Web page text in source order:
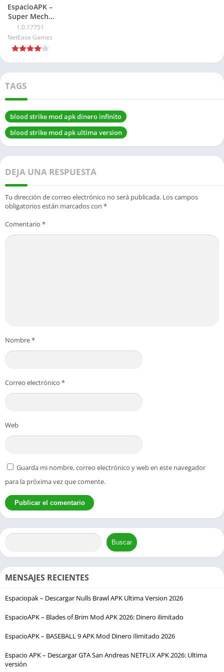
EspacioAPK –
Super Mecha
Champions
APK 2026:
Para Android
1.0.17751
NetEase Games
TAGS
blood strike mod apk dinero infinito
blood strike mod apk ultima version
DEJA UNA RESPUESTA
Tu dirección de correo electrónico no será publicada. Los campos
obligatorios están marcados con *
Comentario *
Nombre*
Correo electrónico *
Web
Guarda mi nombre, correo electrónico y web en este navegador
para la próxima vez que comente.
Buscar
MENSAJES RECIENTES
Espaciopak – Descargar Nulls Brawl APK Ultima Version 2026
EspacioAPK – Blades of Brim Mod APK 2026: Dinero ilimitado
EspacioAPK – BASEBALL 9 APK Mod Dinero Ilimitado 2026
Espacio APK – Descargar GTA San Andreas NETFLIX APK 2026: Ultima
versión